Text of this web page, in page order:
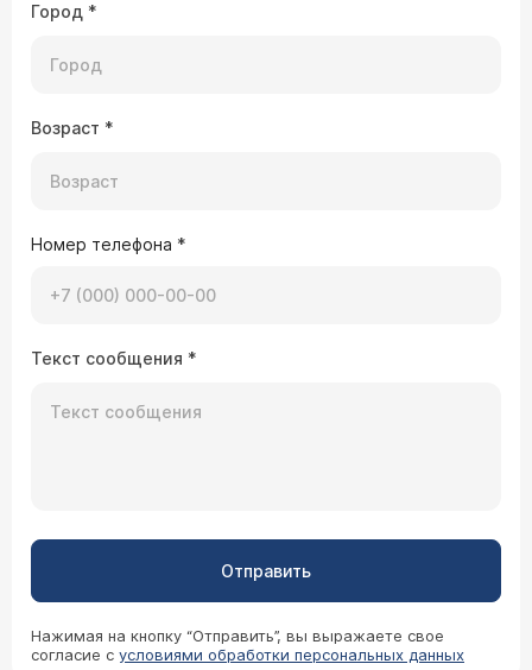
Город *
Возраст *
Номер телефона *
Текст сообщения *
Отправить
Нажимая на кнопку “Отправить”, вы выражаете свое
согласие с условиями обработки персональных данных